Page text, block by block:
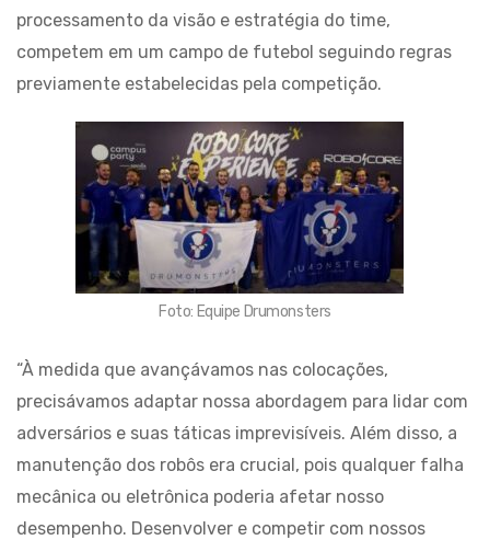
processamento da visão e estratégia do time,
competem em um campo de futebol seguindo regras
previamente estabelecidas pela competição.
Foto: Equipe Drumonsters
“À medida que avançávamos nas colocações,
precisávamos adaptar nossa abordagem para lidar com
adversários e suas táticas imprevisíveis. Além disso, a
manutenção dos robôs era crucial, pois qualquer falha
mecânica ou eletrônica poderia afetar nosso
desempenho. Desenvolver e competir com nossos